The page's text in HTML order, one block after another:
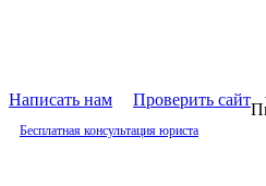
Написать нам Проверить сайт
Бесплатная консультация юриста